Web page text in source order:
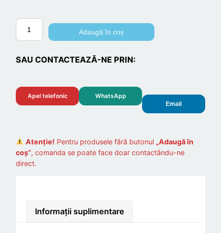
a
t
t
a
L
a
m
Adaugă în coș
SAU CONTACTEAZĂ-NE PRIN:
Apel telefonic WhatsApp
Email
Atenție! Pentru produsele fără butonul „Adaugă în
coș”, comanda se poate face doar contactându-ne
direct.
Informații suplimentare